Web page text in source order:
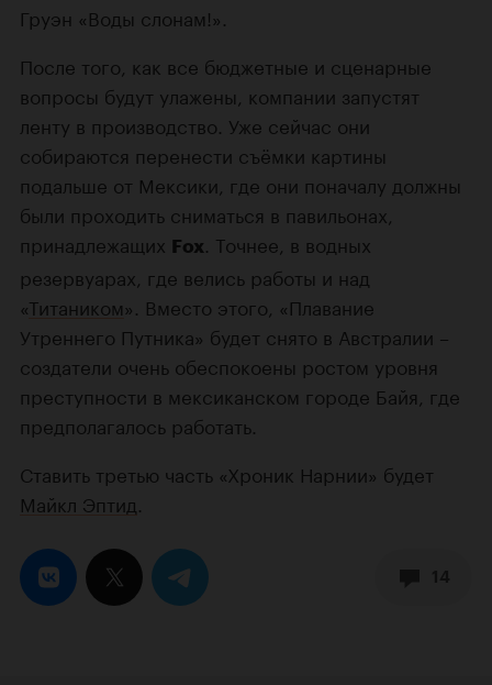
Груэн «Воды слонам!».
После того, как все бюджетные и сценарные
вопросы будут улажены, компании запустят
ленту в производство. Уже сейчас они
собираются перенести съёмки картины
подальше от Мексики, где они поначалу должны
были проходить сниматься в павильонах,
принадлежащих Fox . Точнее, в водных
резервуарах, где велись работы и над
«Титаником». Вместо этого, «Плавание
Утреннего Путника» будет снято в Австралии –
создатели очень обеспокоены ростом уровня
преступности в мексиканском городе Байя, где
предполагалось работать.
Ставить третью часть «Хроник Нарнии» будет
Майкл Эптид